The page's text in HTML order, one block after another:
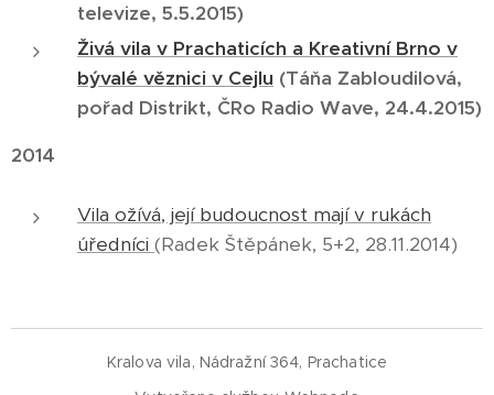
televize, 5.5.2015)
Živá vila v Prachaticích a Kreativní Brno v
bývalé věznici v Cejlu (Táňa Zabloudilová,
pořad Distrikt, ČRo Radio Wave, 24.4.2015)
2014
Vila ožívá, její budoucnost mají v rukách
úředníci (Radek Štěpánek, 5+2, 28.11.2014)
Kralova vila, Nádražní 364, Prachatice